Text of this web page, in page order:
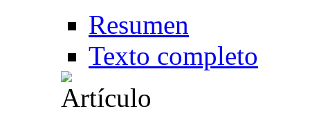
Resumen
Texto completo